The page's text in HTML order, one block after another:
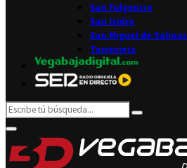
San Fulgencio
San Isidro
San Miguel de Salinas
Torrevieja
Search
for:
Search
Primary
Menu